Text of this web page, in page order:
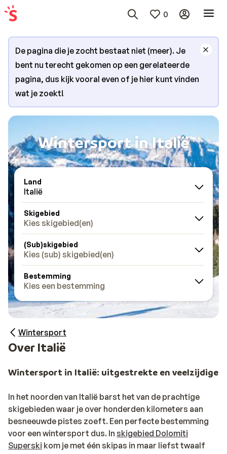
0
De pagina die je zocht bestaat niet (meer). Je
bent nu terecht gekomen op een gerelateerde
pagina, dus kijk vooral even of je hier kunt vinden
wat je zoekt!
Wintersport in Italië
Land
Italië
Skigebied
Kies skigebied(en)
(Sub)skigebied
Kies (sub) skigebied(en)
Bestemming
Kies een bestemming
Wintersport
Over Italië
Wintersport in Italië: uitgestrekte en veelzijdige
In het noorden van Italië barst het van de prachtige
skigebieden waar je over honderden kilometers aan
besneeuwde pistes zoeft. Een perfecte bestemming
voor een wintersport dus. In skigebied Dolomiti
Superski kom je met één skipas in maar liefst twaalf